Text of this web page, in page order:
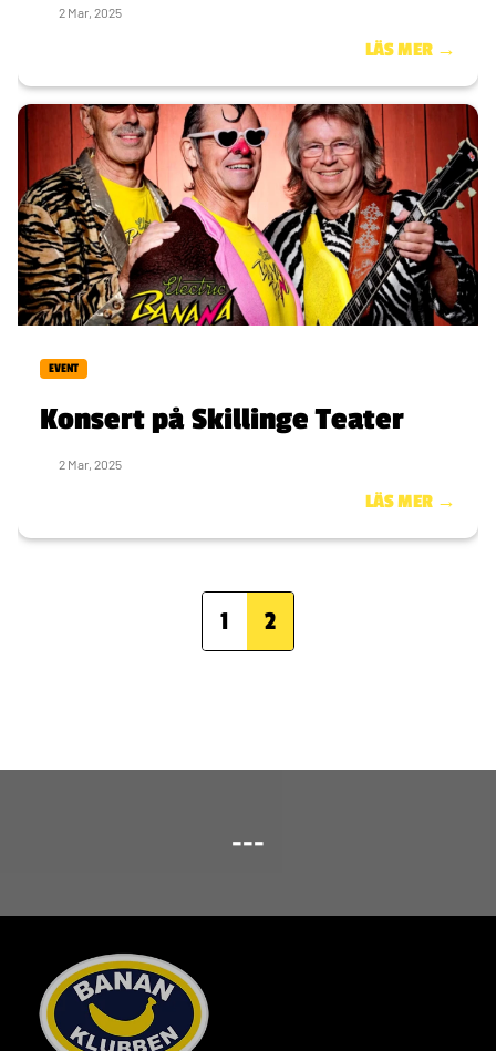
2 Mar, 2025
LÄS MER →
EVENT
Konsert på Skillinge Teater
2 Mar, 2025
LÄS MER →
1 2
---